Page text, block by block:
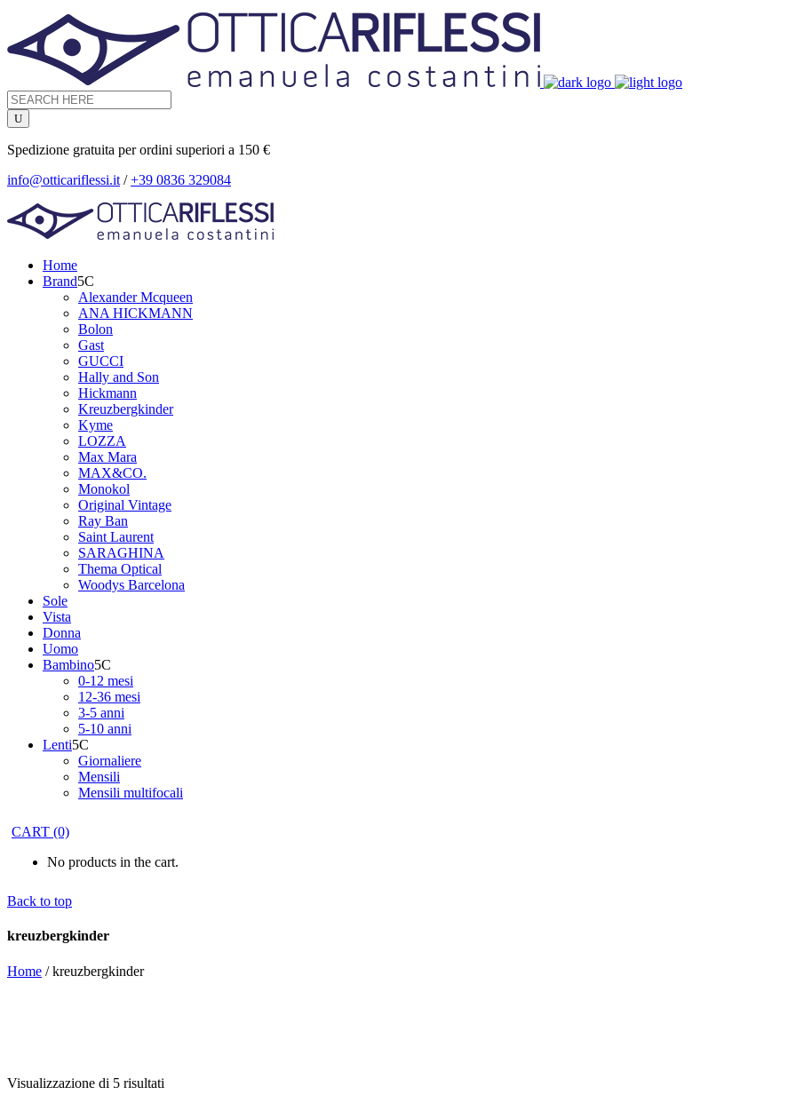
Spedizione gratuita per ordini superiori a 150 €
info@otticariflessi.it /+39 0836 329084
Home
Brand
Alexander Mcqueen
ANA HICKMANN
Bolon
Gast
GUCCI
Hally and Son
Hickmann
Kreuzbergkinder
Kyme
LOZZA
Max Mara
MAX&CO.
Monokol
Original Vintage
Ray Ban
Saint Laurent
SARAGHINA
Thema Optical
Woodys Barcelona
Sole
Vista
Donna
Uomo
Bambino
0-12 mesi
12-36 mesi
3-5 anni
5-10 anni
Lenti
Giornaliere
Mensili
Mensili multifocali
CART (0)
No products in the cart.
Back to top
kreuzbergkinder
Home /kreuzbergkinder
Visualizzazione di 5 risultati